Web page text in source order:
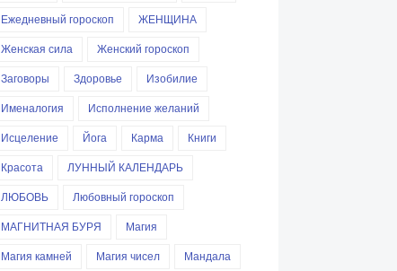
Ежедневный гороскоп
ЖЕНЩИНА
Женская сила
Женский гороскоп
Заговоры
Здоровье
Изобилие
Именалогия
Исполнение желаний
Исцеление
Йога Карма
Книги
Красота
ЛУННЫЙ КАЛЕНДАРЬ
ЛЮБОВЬ
Любовный гороскоп
МАГНИТНАЯ БУРЯ
Магия
Магия камней
Магия чисел
Мандала